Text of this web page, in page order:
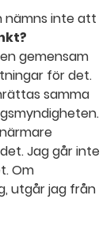
nämns inte att
gemensam
för det.
samma
Jag går inte
Om
utgår jag från